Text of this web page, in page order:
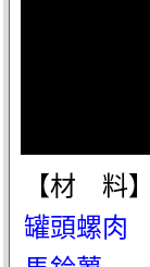
【材 料】
罐頭螺肉